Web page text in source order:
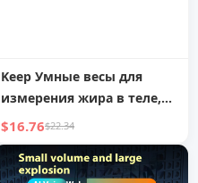
Keep Умные весы для
измерения жира в теле,
напольные весы для дома,
точное измерение,
небольшие весы для
$16.76$22.34